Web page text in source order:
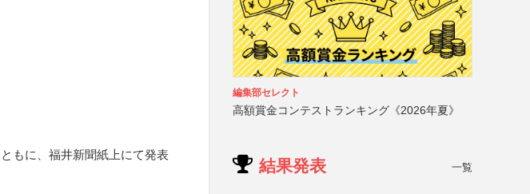
もに、福井新聞紙上にて発表
編集部セレクト
高額賞金コンテストランキング《2026年夏》
結果発表 一覧